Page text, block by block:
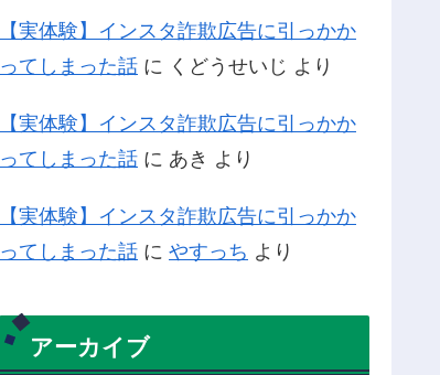
【実体験】インスタ詐欺広告に引っかか
ってしまった話 に くどうせいじ より
【実体験】インスタ詐欺広告に引っかか
ってしまった話 に あき より
【実体験】インスタ詐欺広告に引っかか
ってしまった話 に やすっち より
アーカイブ